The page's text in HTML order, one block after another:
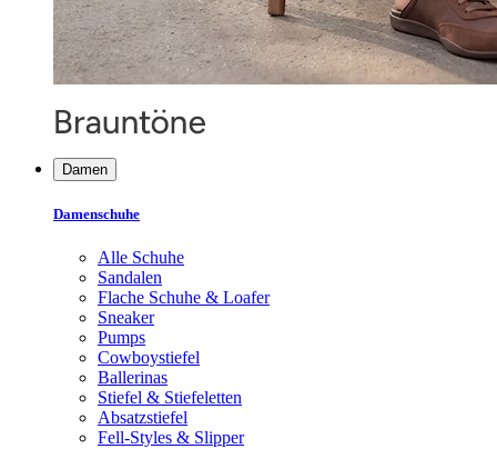
Damen
Damenschuhe
Alle Schuhe
Sandalen
Flache Schuhe & Loafer
Sneaker
Pumps
Cowboystiefel
Ballerinas
Stiefel & Stiefeletten
Absatzstiefel
Fell-Styles & Slipper